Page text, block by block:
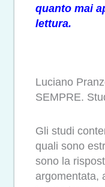
quanto mai
lettura.
Luciano
SEMPRE.
Gli studi
quali sono
sono la
argomentata,